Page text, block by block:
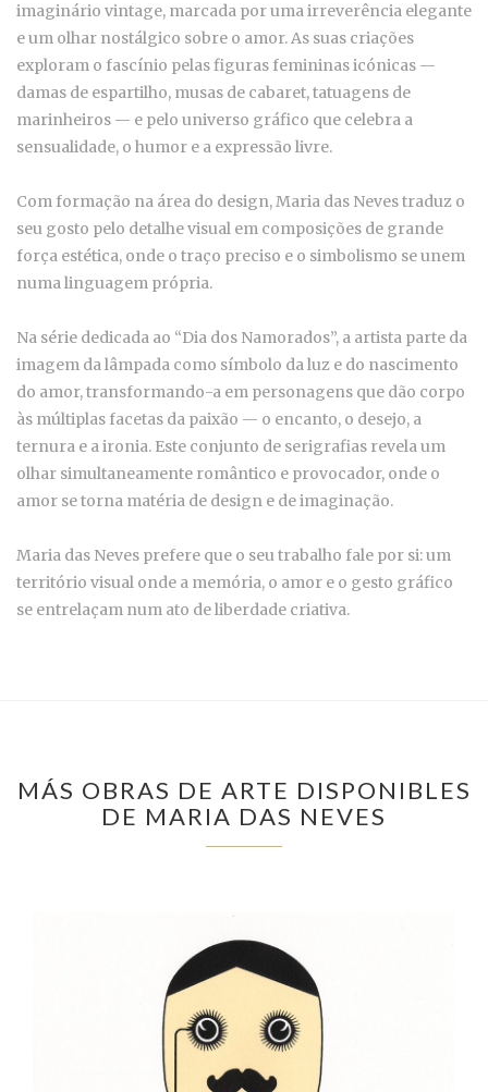
imaginário vintage, marcada por uma irreverência elegante
e um olhar nostálgico sobre o amor. As suas criações
exploram o fascínio pelas figuras femininas icónicas —
damas de espartilho, musas de cabaret, tatuagens de
marinheiros — e pelo universo gráfico que celebra a
sensualidade, o humor e a expressão livre.
Com formação na área do design, Maria das Neves traduz o
seu gosto pelo detalhe visual em composições de grande
força estética, onde o traço preciso e o simbolismo se unem
numa linguagem própria.
Na série dedicada ao “Dia dos Namorados”, a artista parte da
imagem da lâmpada como símbolo da luz e do nascimento
do amor, transformando-a em personagens que dão corpo
às múltiplas facetas da paixão — o encanto, o desejo, a
ternura e a ironia. Este conjunto de serigrafias revela um
olhar simultaneamente romântico e provocador, onde o
amor se torna matéria de design e de imaginação.
Maria das Neves prefere que o seu trabalho fale por si: um
território visual onde a memória, o amor e o gesto gráfico
se entrelaçam num ato de liberdade criativa.
MÁS OBRAS DE ARTE DISPONIBLES
DE MARIA DAS NEVES